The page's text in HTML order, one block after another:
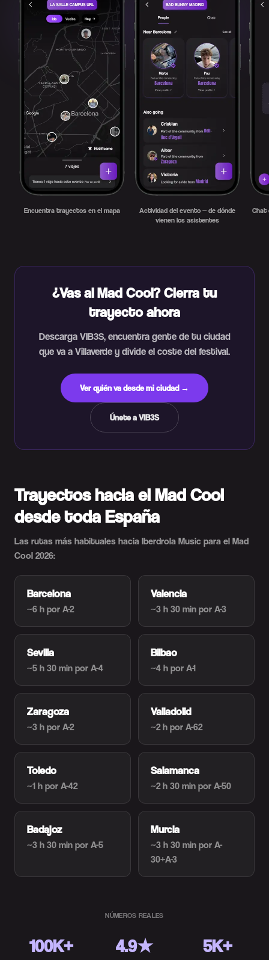
Encuentra trayectos en el mapa
Actividad del evento — de dónde
vienen los asistentes
Chat
¿Vas al Mad Cool? Cierra tu
trayecto ahora
Descarga VIB3S, encuentra gente de tu ciudad
que va a Villaverde y divide el coste del festival.
Ver quién va desde mi ciudad →
Únete a VIB3S
Trayectos hacia el Mad Cool
desde toda España
Las rutas más habituales hacia Iberdrola Music para el Mad
Cool 2026:
Barcelona
~6 h por A-2
Valencia
~3 h 30 min por A-3
Sevilla
~5 h 30 min por A-4
Bilbao
~4 h por A-1
Zaragoza
~3 h por A-2
Valladolid
~2 h por A-62
Toledo
~1 h por A-42
Salamanca
~2 h 30 min por A-50
Badajoz
~3 h 30 min por A-5
Murcia
~3 h 30 min por A-
30+A-3
NÚMEROS REALES
100K+ 4.9★ 5K+